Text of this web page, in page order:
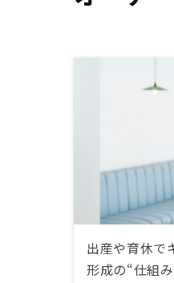
出産や育休で
形成の“仕組